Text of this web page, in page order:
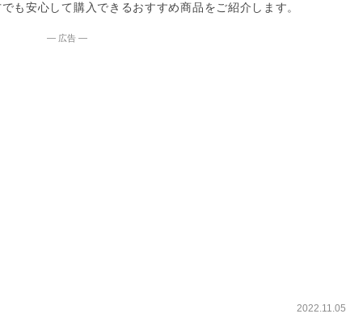
も安心して購入できるおすすめ商品をご紹介します。
― 広告 ―
2022.11.05